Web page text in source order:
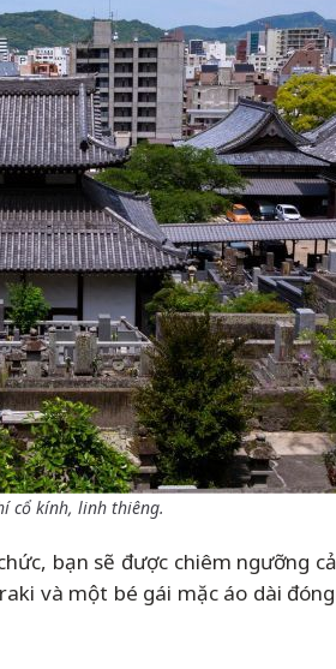
cổ kính, linh thiêng.
bạn sẽ được chiêm ngưỡng
và một bé gái mặc áo dài